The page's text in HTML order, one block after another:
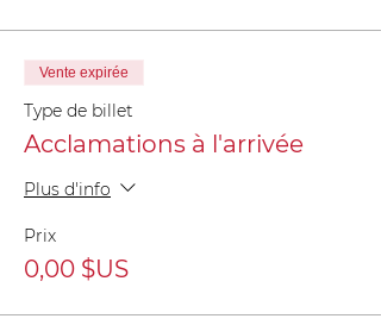
Vente expirée
Type de billet
Acclamations à l'arrivée
Plus d'info
Prix
0,00 $US